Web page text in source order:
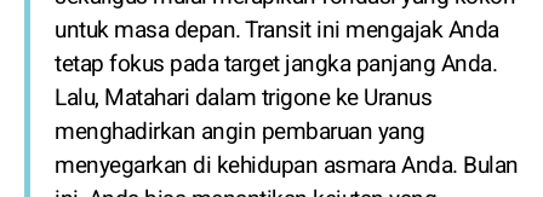
untuk masa depan. Transit ini mengajak Anda
tetap fokus pada target jangka panjang Anda.
Lalu, Matahari dalam trigone ke Uranus
menghadirkan angin pembaruan yang
menyegarkan di kehidupan asmara Anda. Bulan